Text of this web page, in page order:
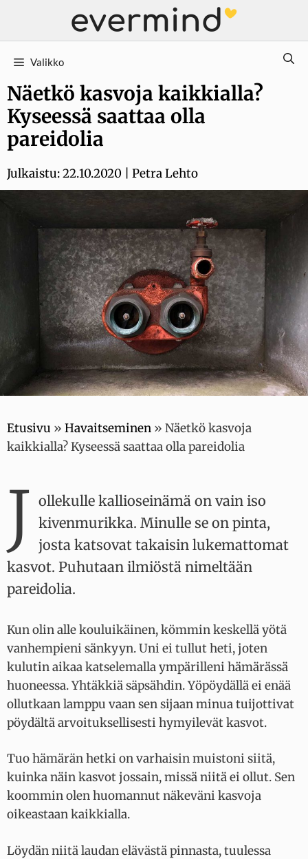
Valikko
Näetkö kasvoja kaikkialla?
Kyseessä saattaa olla
pareidolia
Julkaistu:22.10.2020 Petra Lehto
Etusivu » Havaitseminen » Näetkö kasvoja
kaikkialla? Kyseessä saattaa olla pareidolia
J ollekulle kallioseinämä on vain iso
kivenmurikka. Minulle se on pinta,
josta katsovat takaisin lukemattomat
kasvot. Puhutaan ilmiöstä nimeltään
pareidolia.
Kun olin alle kouluikäinen, kömmin keskellä yötä
vanhempieni sänkyyn. Uni ei tullut heti, joten
kulutin aikaa katselemalla ympärilleni hämärässä
huoneessa. Yhtäkkiä säpsähdin. Yöpöydällä ei enää
ollutkaan lamppu vaan sen sijaan minua tuijottivat
pöydältä arvoituksellisesti hymyilevät kasvot.
Tuo hämärän hetki on varhaisin muistoni siitä,
kuinka näin kasvot jossain, missä niitä ei ollut. Sen
koommin olen huomannut näkeväni kasvoja
oikeastaan kaikkialla.
Löydän niitä laudan elävästä pinnasta, tuulessa